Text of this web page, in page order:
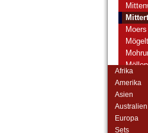
Moers
Afrika
Amerika
Asien
Europa
Sets